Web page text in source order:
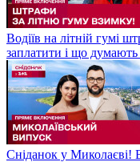
Водіїв на літній гумі
заплатити і що думають
Сніданок у Миколаєві!